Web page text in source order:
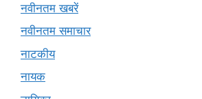
नवीनतम खबरें
नवीनतम समाचार
नाटकीय
नायक